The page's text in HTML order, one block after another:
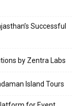
Successful
by Zentra Labs
Island Tours